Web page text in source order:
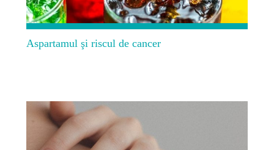
Aspartamul şi riscul de cancer